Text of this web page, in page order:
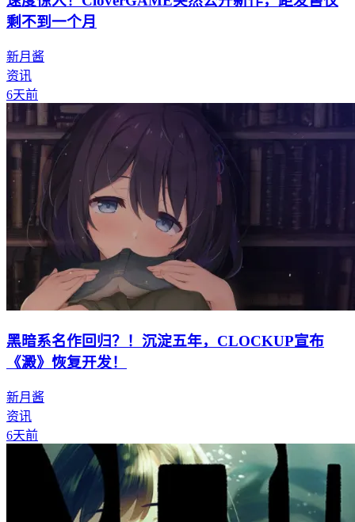
剩不到一个月
新月酱
资讯
6天前
黑暗系名作回归？！沉淀五年，CLOCKUP宣布
《澱》恢复开发！
新月酱
资讯
6天前